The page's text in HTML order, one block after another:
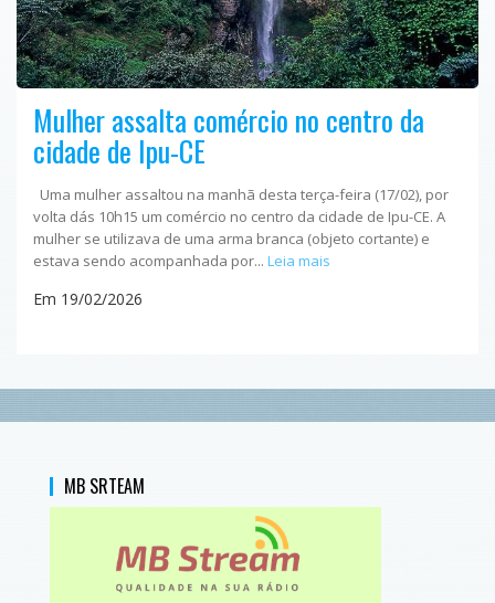
Mulher assalta comércio no centro da
cidade de Ipu-CE
Uma mulher assaltou na manhã desta terça-feira (17/02), por
volta dás 10h15 um comércio no centro da cidade de Ipu-CE. A
mulher se utilizava de uma arma branca (objeto cortante) e
estava sendo acompanhada por... Leia mais
Em 19/02/2026
MB SRTEAM